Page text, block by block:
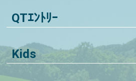
QTｴﾝﾄﾘｰ
Kids